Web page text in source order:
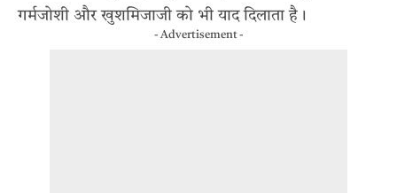
गर्मजोशी और खुशमिजाजी को भी याद दिलाता है।
- Advertisement -